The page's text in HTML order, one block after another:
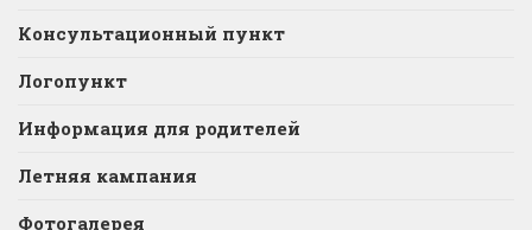
Консультационный пункт
Логопункт
Информация для родителей
Летняя кампания
Фотогалерея